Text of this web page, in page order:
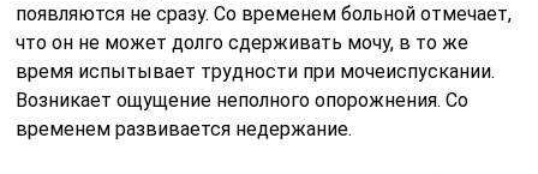
появляются не сразу. Со временем больной отмечает,
что он не может долго сдерживать мочу, в то же
время испытывает трудности при мочеиспускании.
Возникает ощущение неполного опорожнения. Со
временем развивается недержание.